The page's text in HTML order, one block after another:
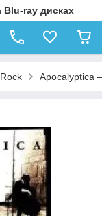
Blu-ray дисках
Rock Apocalyptica